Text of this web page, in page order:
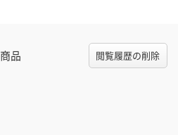
品 閲覧履歴の削除